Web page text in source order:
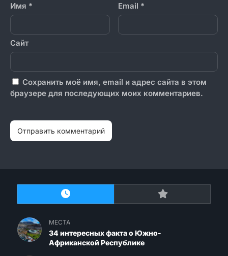
Имя * Email *
Сайт
Сохранить моё имя, email и адрес сайта в этом
браузере для последующих моих комментариев.
МЕСТА
34 интересных факта о Южно-
Африканской Республике